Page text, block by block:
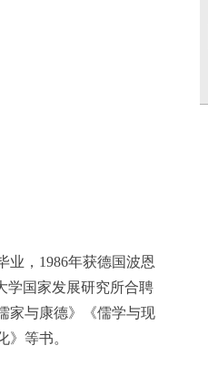
，1986年获德国波恩
学国家发展研究所合聘
家与康德》《儒学与现
等书。